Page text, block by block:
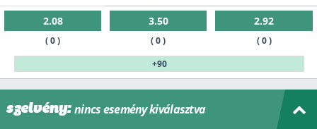
2.08
( 0 )
3.50
( 0 )
2.92
( 0 )
+90
28843 Heerenveen - Twente
Min kötés: 1 • 08.09. 16:45 •Szólj hozzá ››
szelvény: nincsesemény kiválasztva